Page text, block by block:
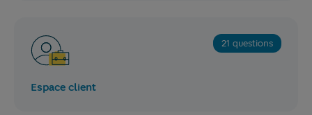
21 questions
Espace client